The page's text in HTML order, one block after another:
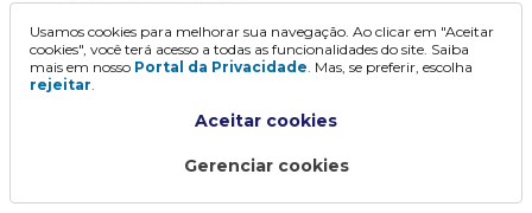
Continuar
Usamos cookies para melhorar sua navegação. Ao clicar em "Aceitar
cookies", você terá acesso a todas as funcionalidades do site. Saiba
mais em nosso Portal da Privacidade. Mas, se preferir, escolha
rejeitar.
Aceitar cookies
Gerenciar cookies